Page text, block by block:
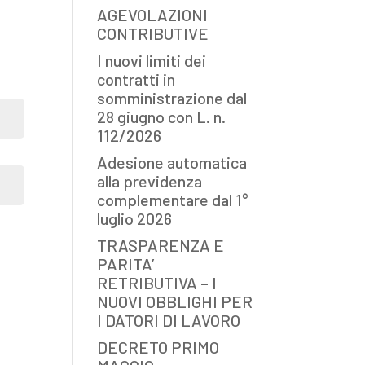
AGEVOLAZIONI
CONTRIBUTIVE
I nuovi limiti dei
contratti in
somministrazione dal
28 giugno con L. n.
112/2026
Adesione automatica
alla previdenza
complementare dal 1°
luglio 2026
TRASPARENZA E
PARITA’
RETRIBUTIVA – I
NUOVI OBBLIGHI PER
I DATORI DI LAVORO
DECRETO PRIMO